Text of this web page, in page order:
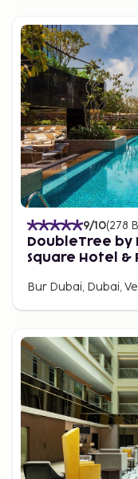
9/10(278
DoubleTree by
Square Hotel &
Bur Dubai, Dubai,